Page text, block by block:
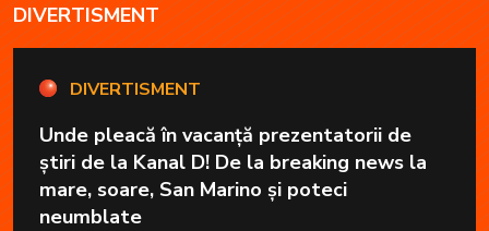
DIVERTISMENT
DIVERTISMENT
Unde pleacă în vacanță prezentatorii de
știri de la Kanal D! De la breaking news la
mare, soare, San Marino și poteci
neumblate